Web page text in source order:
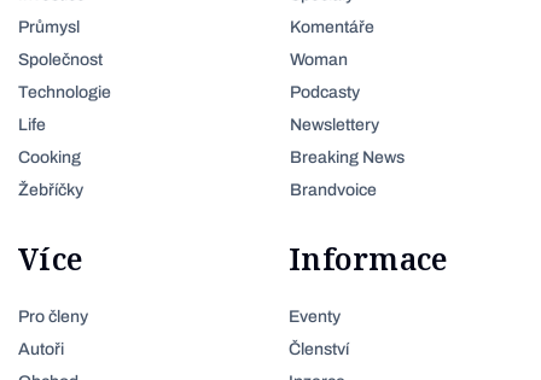
Průmysl
Společnost
Technologie
Life
Cooking
Žebříčky
Komentáře
Woman
Podcasty
Newslettery
Breaking News
Brandvoice
Více
Pro členy
Autoři
Informace
Eventy
Členství